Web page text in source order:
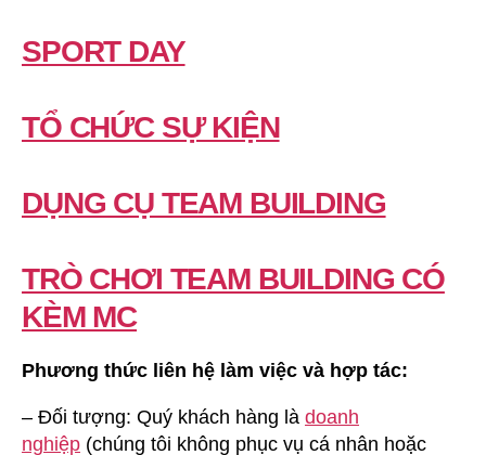
SPORT DAY
TỔ CHỨC SỰ KIỆN
DỤNG CỤ TEAM BUILDING
TRÒ CHƠI TEAM BUILDING CÓ
KÈM MC
Phương thức liên hệ làm việc và hợp tác:
– Đối tượng: Quý khách hàng là doanh
nghiệp (chúng tôi không phục vụ cá nhân hoặc